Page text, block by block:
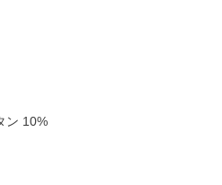
ン 10%